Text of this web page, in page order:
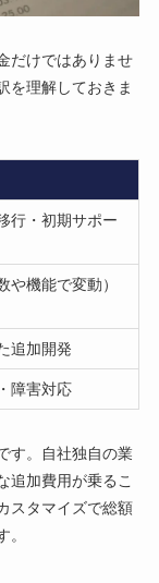
だけではありませ
を理解しておきま
行・初期サポー
や機能で変動）
追加開発
障害対応
す。自社独自の業
追加費用が乗るこ
スタマイズで総額